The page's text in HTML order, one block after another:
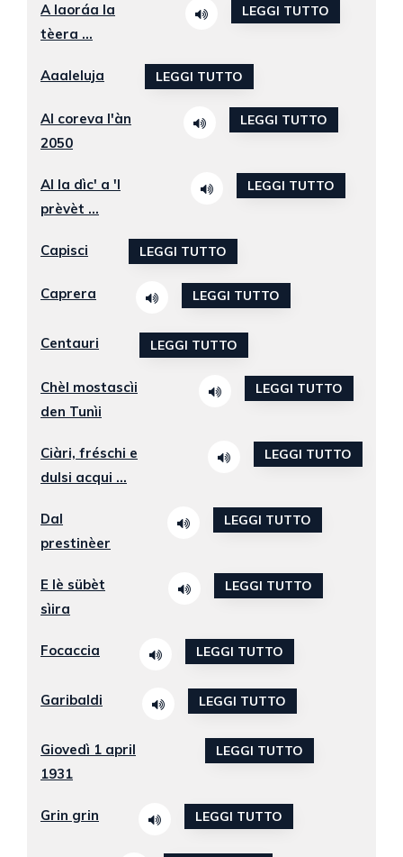
A laoráa la
tèera ...
LEGGI TUTTO
Aaaleluja LEGGI TUTTO
Al coreva l'àn
2050
LEGGI TUTTO
Al la dìc' a 'l
prèvèt ...
LEGGI TUTTO
Capisci LEGGI TUTTO
Caprera LEGGI TUTTO
Centauri LEGGI TUTTO
Chèl mostascìi
den Tunìi
LEGGI TUTTO
Ciàri, fréschi e
dulsi acqui ...
LEGGI TUTTO
Dal
prestinèer
LEGGI TUTTO
E lè sübèt
sìira
LEGGI TUTTO
Focaccia LEGGI TUTTO
Garibaldi LEGGI TUTTO
Giovedì 1 april
1931
LEGGI TUTTO
Grin grin LEGGI TUTTO